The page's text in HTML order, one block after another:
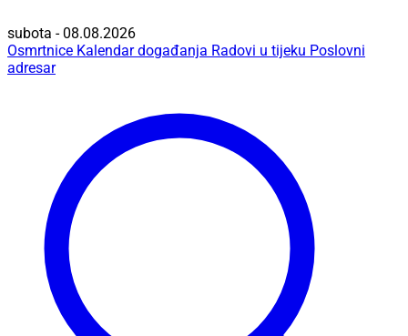
subota - 08.08.2026
Osmrtnice Kalendar događanja Radovi u tijeku Poslovni
adresar